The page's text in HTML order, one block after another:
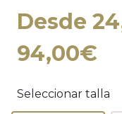
Desde
94,00€
Seleccionar talla